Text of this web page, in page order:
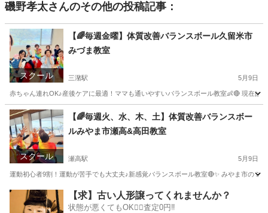
磯野孝太さんのその他の投稿記事：
スクール
【🌈毎週金曜】体質改善バランスボール久留米市
みづま教室
三潴駅 5月9日
赤ちゃん連れOK♪産後ケアに最適！ママも通いやすいバランスボール教室👶🔴 現在は
福岡 久留米市 三潴駅 その他 バランスボール
スクール
【🌈毎週火、水、木、土】体質改善バランスボー
ルみやま市瀬高&高田教室
瀬高駅 5月9日
運動初心者9割！運動が苦手でも大丈夫♪新感覚バランスボール教室🔴✨ みやま市の
福岡 みやま市 瀬高駅 その他 バランスボール
【求】古い人形譲ってくれませんか？
状態が悪くてもOK🙆‍♀️査定0円‼️